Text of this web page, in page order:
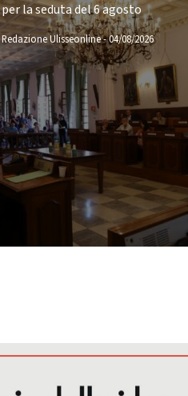
per la seduta del 6 agosto
Redazione Ulisseonline-04/08/2026